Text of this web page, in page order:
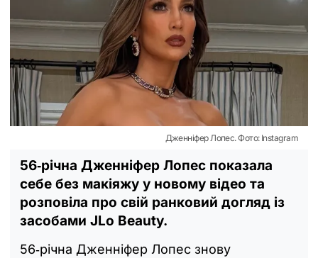
Дженніфер Лопес. Фото: Instagram
56‑річна Дженніфер Лопес показала
себе без макіяжу у новому відео та
розповіла про свій ранковий догляд із
засобами JLo Beauty.
56‑річна Дженніфер Лопес знову